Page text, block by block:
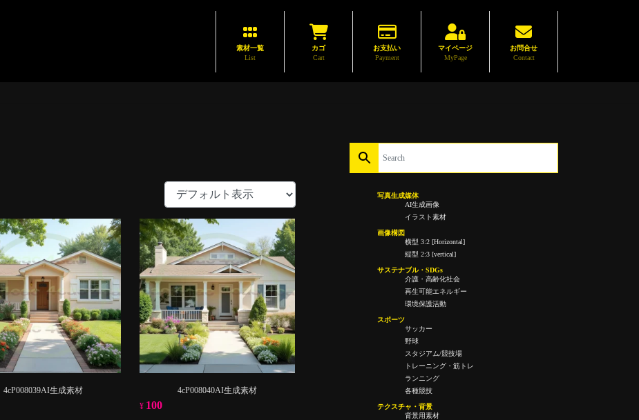
素材一覧
List
カゴ
Cart
お支払い
Payment
マイページ
MyPage
お問合せ
Contact
4cP008039AI生成素材 4cP008040AI生成素材
¥ 100
写真生成媒体
AI生成画像
イラスト素材
画像構図
横型 3:2 [Horizontal]
縦型 2:3 [vertical]
サステナブル・SDGs
介護・高齢化社会
再生可能エネルギー
環境保護活動
スポーツ
サッカー
野球
スタジアム/競技場
トレーニング・筋トレ
ランニング
各種競技
テクスチャ・背景
背景用素材